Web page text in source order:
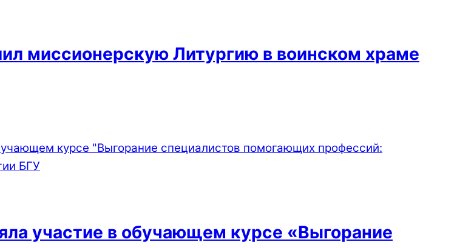
миссионерскую Литургию в воинском храме
участие в обучающем курсе «Выгорание